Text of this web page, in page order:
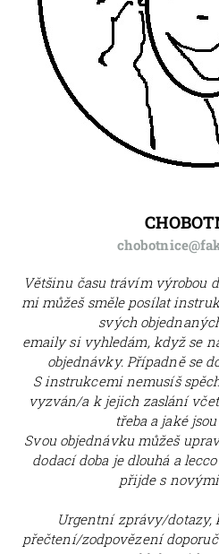
Většinu času trávím výrobou
mi můžeš směle posílat
svých
emaily si vyhledám, když se
objednávky. Případně se
S instrukcemi nemusíš
vyzván/a k jejich zaslání
třeba a jaké
Svou objednávku můžeš
dodací doba je dlouhá a
přijde s
Urgentní zprávy/dotazy,
přečtení/zodpovězení